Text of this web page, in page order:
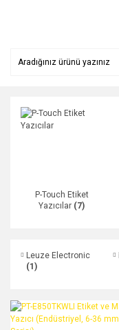
P-Touch Etiket
Yazıcılar (7)
Leuze Electronic
(1)